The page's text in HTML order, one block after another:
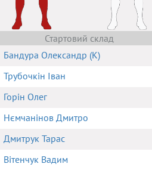
Стартовий склад
Бандура Олександр (К)
Трубочкін Іван
Горін Олег
Нємчанінов Дмитро
Дмитрук Тарас
Вітенчук Вадим